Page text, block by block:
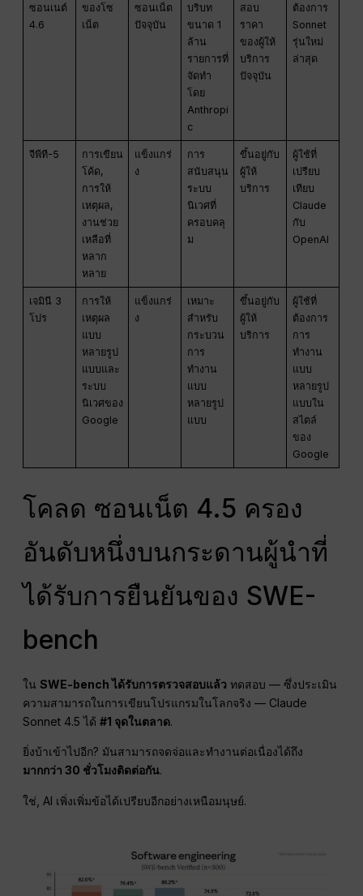
ซอนเนต์
4.6
ของโซ
เน็ต
ซอนเน็ต
ปัจจุบัน
บริบท
ขนาด 1
ล้าน
รายการที่
จัดทำ
โดย
Anthropi
c
สอบ
ราคา
ของผู้ให้
บริการ
ปัจจุบัน
ต้องการ
Sonnet
รุ่นใหม่
ล่าสุด
จีพีที-5
การเขียน
โค้ด,
การให้
เหตุผล,
งานช่วย
เหลือที่
หลาก
หลาย
แข็งแกร่
ง
การ
สนับสนุน
ระบบ
นิเวศที่
ครอบคลุ
ม
ขึ้นอยู่กับ
ผู้ให้
บริการ
ผู้ใช้ที่
เปรียบ
เทียบ
Claude
กับ
OpenAI
เจมินี 3
โปร
การให้
เหตุผล
แบบ
หลายรูป
แบบและ
ระบบ
นิเวศของ
Google
แข็งแกร่
ง
เหมาะ
สำหรับ
กระบวน
การ
ทำงาน
แบบ
หลายรูป
แบบ
ขึ้นอยู่กับ
ผู้ให้
บริการ
ผู้ใช้ที่
ต้องการ
การ
ทำงาน
แบบ
หลายรูป
แบบใน
สไตล์
ของ
Google
โคลด ซอนเน็ต 4.5 ครอง
อันดับหนึ่งบนกระดานผู้นำที่
ได้รับการยืนยันของ SWE-
bench
ในSWE-bench ได้รับการตรวจสอบแล้ว ทดสอบ — ซึ่งประเมิน
ความสามารถในการเขียนโปรแกรมในโลกจริง — Claude
Sonnet 4.5 ได้#1 จุดในตลาด.
ยิ่งบ้าเข้าไปอีก? มันสามารถจดจ่อและทำงานต่อเนื่องได้ถึง
มากกว่า 30 ชั่วโมงติดต่อกัน.
ใช่, AI เพิ่งเพิ่มข้อได้เปรียบอีกอย่างเหนือมนุษย์.